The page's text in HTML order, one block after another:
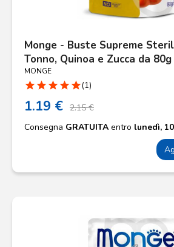
Monge - Buste Supreme
Tonno, Quinoa e Zucca da 80g
MONGE
star star star star star(1)
1.19 € 2.15 €
Consegna GRATUITA entro lunedì,